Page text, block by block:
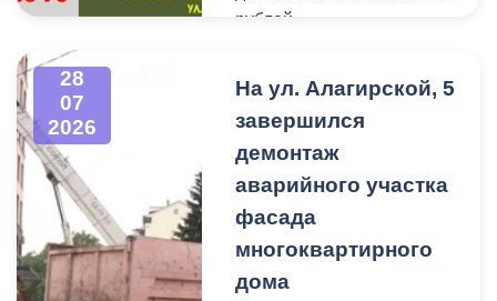
организовано ВМБУК
рублей.
кредитам участникам СВО
до - 10 000 000 рублей.
Рассматриваются
кандидаты мужского пола
на должности
28
07
2026
На ул. Алагирской, 5
завершился
демонтаж
аварийного участка
фасада
многоквартирного
дома